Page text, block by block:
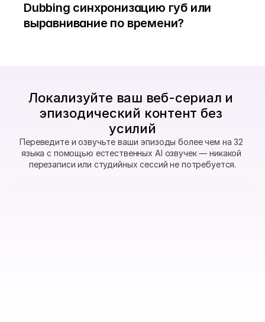
Dubbing синхронизацию губ или
выравнивание по времени?
Локализуйте ваш веб-сериал и
эпизодический контент без
усилий
Переведите и озвучьте ваши эпизоды более чем на 32
языка с помощью естественных AI озвучек — никакой
перезаписи или студийных сессий не потребуется.